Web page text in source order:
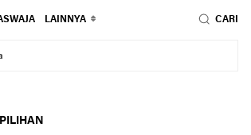
LAINNYA CARI
PILIHAN